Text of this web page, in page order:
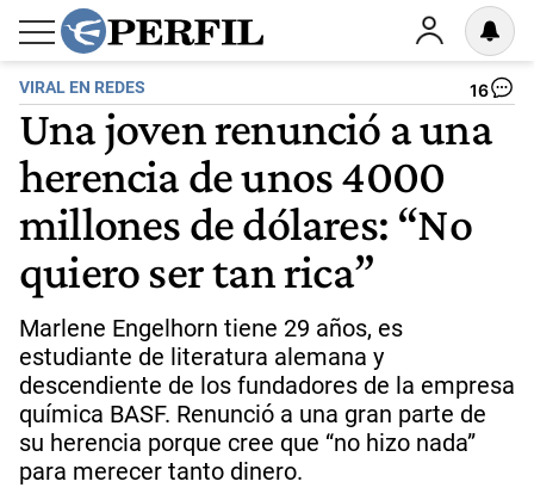
VIRAL EN REDES 16
Una joven renunció a una
herencia de unos 4000
millones de dólares: “No
quiero ser tan rica”
Marlene Engelhorn tiene 29 años, es
estudiante de literatura alemana y
descendiente de los fundadores de la empresa
química BASF. Renunció a una gran parte de
su herencia porque cree que “no hizo nada”
para merecer tanto dinero.